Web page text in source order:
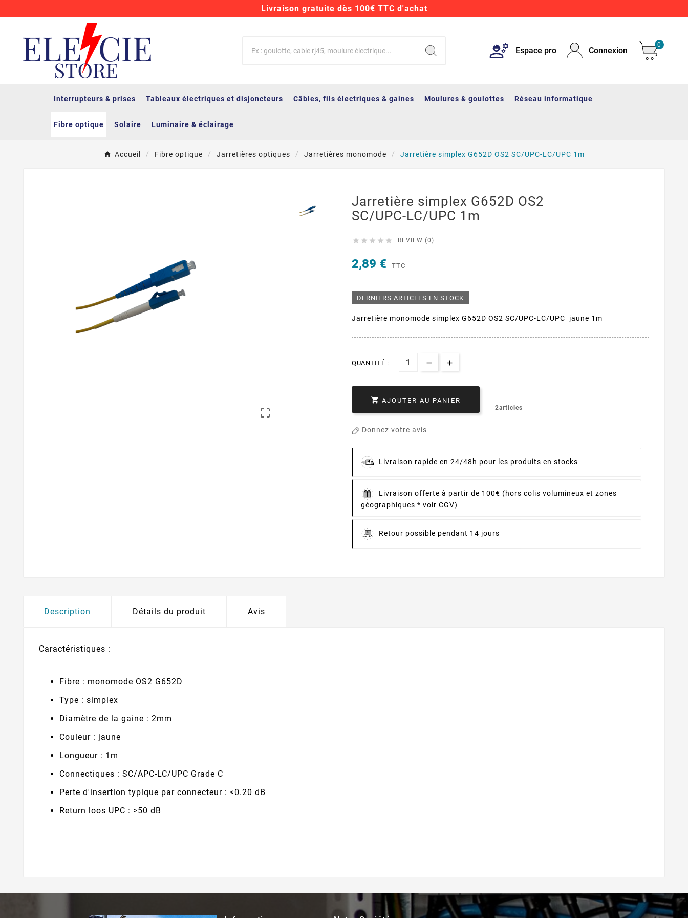
Livraison gratuite dès 100€ TTC d'achat
Espace pro Connexion
0
Interrupteurs & prises Tableaux électriques et disjoncteurs Câbles, fils électriques & gaines Moulures & goulottes Réseau informatique
Fibre optique Solaire Luminaire & éclairage
Accueil Fibre optique Jarretières optiques Jarretières monomode Jarretière simplex G652D OS2 SC/UPC-LC/UPC 1m

Jarretière simplex G652D OS2
SC/UPC-LC/UPC 1m
     REVIEW (0)
2,89 € TTC
DERNIERS ARTICLES EN STOCK
Jarretière monomode simplex G652D OS2 SC/UPC-LC/UPC jaune 1m
QUANTITÉ :
 AJOUTER AU PANIER
2articles
Donnez votre avis
Livraison rapide en 24/48h pour les produits en stocks
Livraison offerte à partir de 100€ (hors colis volumineux et zones
géographiques * voir CGV)
Retour possible pendant 14 jours
Description Détails du produit Avis
Caractéristiques :
Fibre : monomode OS2 G652D
Type : simplex
Diamètre de la gaine : 2mm
Couleur : jaune
Longueur : 1m
Connectiques : SC/APC-LC/UPC Grade C
Perte d'insertion typique par connecteur : <0.20 dB
Return loos UPC : >50 dB